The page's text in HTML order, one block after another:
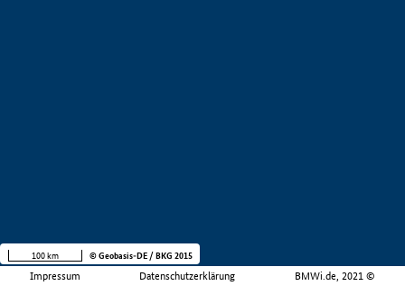
Impressum Datenschutzerklärung BMWi.de, 2021 ©
100 km © Geobasis-DE / BKG 2015